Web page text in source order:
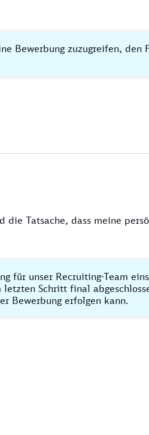
Bewerbung zuzugreifen,
die Tatsache, dass meine
für unser Recruiting-Team
Schritt final
Bewerbung erfolgen kann.